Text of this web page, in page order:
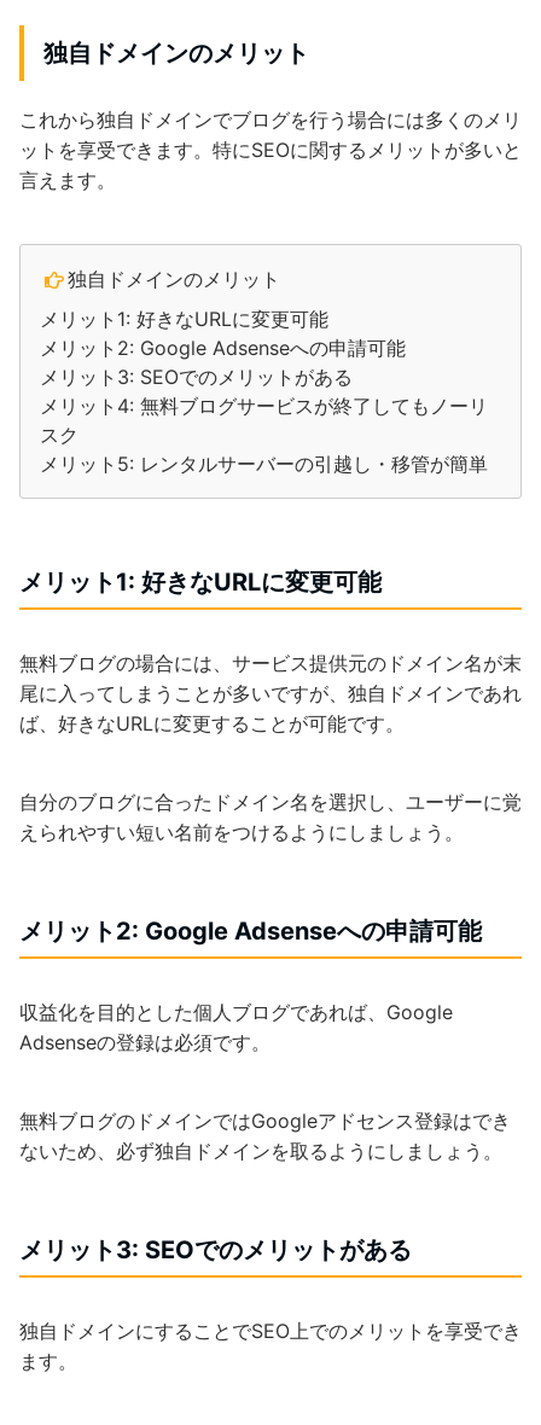
独自ドメインのメリット
これから独自ドメインでブログを行う場合には多くのメリ
ットを享受できます。特にSEOに関するメリットが多いと
言えます。
独自ドメインのメリット
メリット1: 好きなURLに変更可能
メリット2: Google Adsenseへの申請可能
メリット3: SEOでのメリットがある
メリット4: 無料ブログサービスが終了してもノーリ
スク
メリット5: レンタルサーバーの引越し・移管が簡単
メリット1: 好きなURLに変更可能
無料ブログの場合には、サービス提供元のドメイン名が末
尾に入ってしまうことが多いですが、独自ドメインであれ
ば、好きなURLに変更することが可能です。
自分のブログに合ったドメイン名を選択し、ユーザーに覚
えられやすい短い名前をつけるようにしましょう。
メリット2: Google Adsenseへの申請可能
収益化を目的とした個人ブログであれば、Google
Adsenseの登録は必須です。
無料ブログのドメインではGoogleアドセンス登録はでき
ないため、必ず独自ドメインを取るようにしましょう。
メリット3: SEOでのメリットがある
独自ドメインにすることでSEO上でのメリットを享受でき
ます。